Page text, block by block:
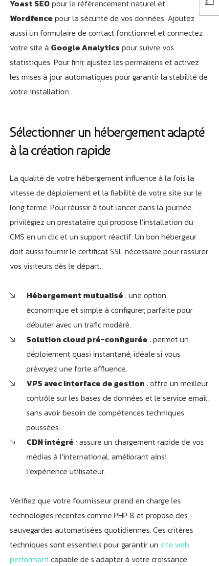
Yoast SEO pour le référencement naturel et
Wordfence pour la sécurité de vos données. Ajoutez
aussi un formulaire de contact fonctionnel et connectez
votre site à Google Analytics pour suivre vos
statistiques. Pour finir, ajustez les permaliens et activez
les mises à jour automatiques pour garantir la stabilité de
votre installation.
Sélectionner un hébergement adapté
à la création rapide
La qualité de votre hébergement influence à la fois la
vitesse de déploiement et la fiabilité de votre site sur le
long terme. Pour réussir à tout lancer dans la journée,
privilégiez un prestataire qui propose l’installation du
CMS en un clic et un support réactif. Un bon hébergeur
doit aussi fournir le certificat SSL nécessaire pour rassurer
vos visiteurs dès le départ.
Hébergement mutualisé : une option
économique et simple à configurer, parfaite pour
débuter avec un trafic modéré.
Solution cloud pré-configurée : permet un
déploiement quasi instantané, idéale si vous
prévoyez une forte affluence.
VPS avec interface de gestion : offre un meilleur
contrôle sur les bases de données et le service email,
sans avoir besoin de compétences techniques
poussées.
CDN intégré : assure un chargement rapide de vos
médias à l’international, améliorant ainsi
l’expérience utilisateur.
Vérifiez que votre fournisseur prend en charge les
technologies récentes comme PHP 8 et propose des
sauvegardes automatisées quotidiennes. Ces critères
techniques sont essentiels pour garantir un site web
performantcapable de s’adapter à votre croissance.